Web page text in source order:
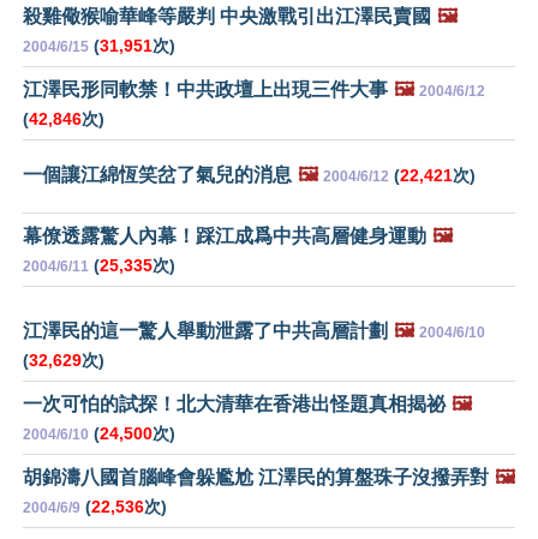
殺雞儆猴喻華峰等嚴判 中央激戰引出江澤民賣國 🖼️
2004/6/15 (31,951次)
江澤民形同軟禁！中共政壇上出現三件大事 🖼️ 2004/6/12
(42,846次)
一個讓江綿恆笑岔了氣兒的消息 🖼️ 2004/6/12 (22,421次)
幕僚透露驚人內幕！踩江成爲中共高層健身運動 🖼️
2004/6/11 (25,335次)
江澤民的這一驚人舉動泄露了中共高層計劃 🖼️ 2004/6/10
(32,629次)
一次可怕的試探！北大清華在香港出怪題真相揭祕 🖼️
2004/6/10 (24,500次)
胡錦濤八國首腦峰會躲尷尬 江澤民的算盤珠子沒撥弄對 🖼️
2004/6/9 (22,536次)